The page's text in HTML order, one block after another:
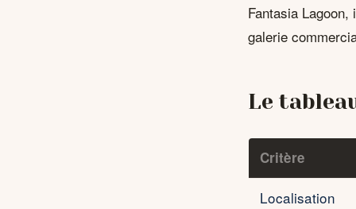
Fantasia
galerie
Le
Critère
Localisation